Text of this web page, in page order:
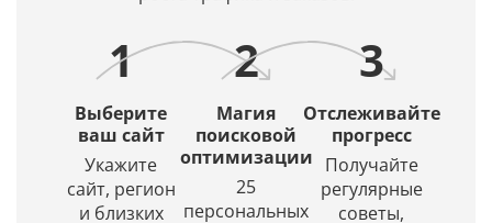
выбором
региона
заданной
в их
источники.
искусственный
интеллект
создаст
красивое
и
уникальное
изображение.
1
Выберите
ваш сайт
Укажите
сайт, регион
и близких
2
Магия
поисковой
оптимизации
25
персональных
3
Отслеживайте
прогресс
Получайте
регулярные
советы,